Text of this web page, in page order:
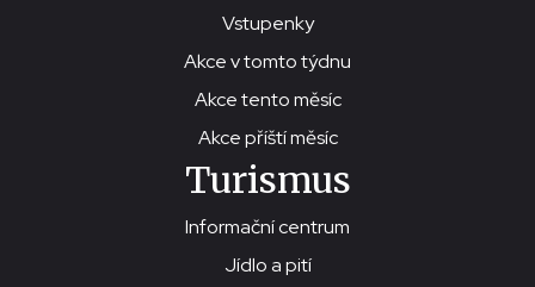
Vstupenky
Akce v tomto týdnu
Akce tento měsíc
Akce příští měsíc
Turismus
Informační centrum
Jídlo a pití